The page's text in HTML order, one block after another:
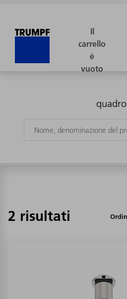
quadro
2 risultati